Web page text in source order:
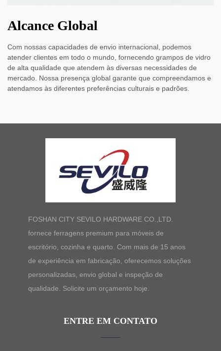
Alcance Global
Com nossas capacidades de envio internacional, podemos
atender clientes em todo o mundo, fornecendo grampos de vidro
de alta qualidade que atendem às diversas necessidades de
mercado. Nossa presença global garante que compreendamos e
atendamos às diferentes preferências culturais e padrões.
FOSHAN CITY SEVILO HARDWARE CO.,LTD.
fornece ferragens premium para móveis de
escritório, cozinha e quarto. Com mais de 15 anos
de experiência em fabricação, oferecemos soluções
personalizadas, envio global e inspeção de
qualidade. Solicite um orçamento hoje.
ENTRE EM CONTATO